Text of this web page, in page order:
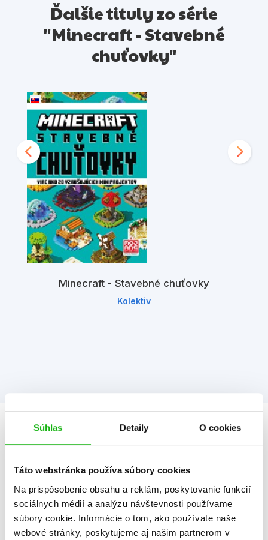
Súhlas Detaily O cookies
Táto webstránka používa súbory cookies
Na prispôsobenie obsahu a reklám, poskytovanie funkcií
sociálnych médií a analýzu návštevnosti používame
súbory cookie. Informácie o tom, ako používate naše
webové stránky, poskytujeme aj našim partnerom v
Ďalšie tituly zo série
"Minecraft - Stavebné
chuťovky"
Minecraft - Stavebné chuťovky
Kolektiv
Informácie
Počet strán 96
K stiahnutiu Ukážka.pdf